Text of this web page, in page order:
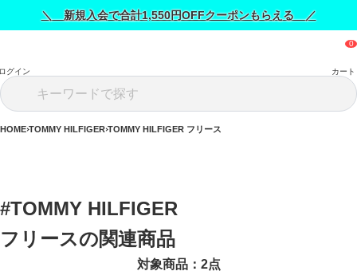
＼ 新規入会で合計1,550円OFFクーポンもらえる ／
グイン カート
HOME TOMMY HILFIGER TOMMY HILFIGER フリース
#TOMMY HILFIGER
フリースの関連商品
対象商品： 2点